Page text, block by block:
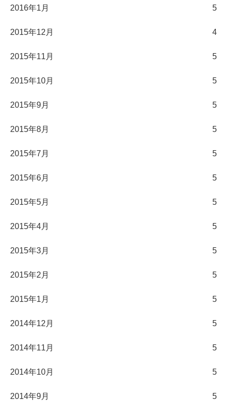
2016年1月 5
2015年12月 4
2015年11月 5
2015年10月 5
2015年9月 5
2015年8月 5
2015年7月 5
2015年6月 5
2015年5月 5
2015年4月 5
2015年3月 5
2015年2月 5
2015年1月 5
2014年12月 5
2014年11月 5
2014年10月 5
2014年9月 5